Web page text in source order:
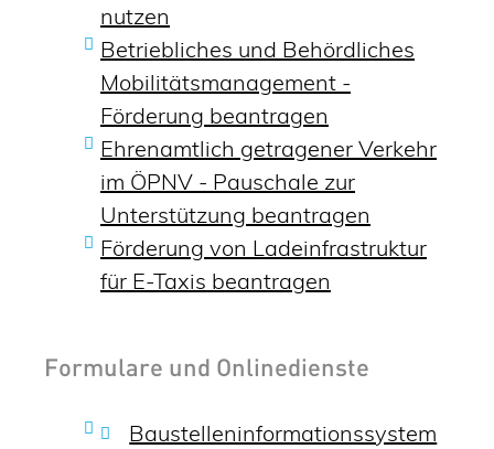
nutzen
Betriebliches und Behördliches
Mobilitätsmanagement -
Förderung beantragen
Ehrenamtlich getragener Verkehr
im ÖPNV - Pauschale zur
Unterstützung beantragen
Förderung von Ladeinfrastruktur
für E-Taxis beantragen
Formulare und Onlinedienste
Baustelleninformationssystem